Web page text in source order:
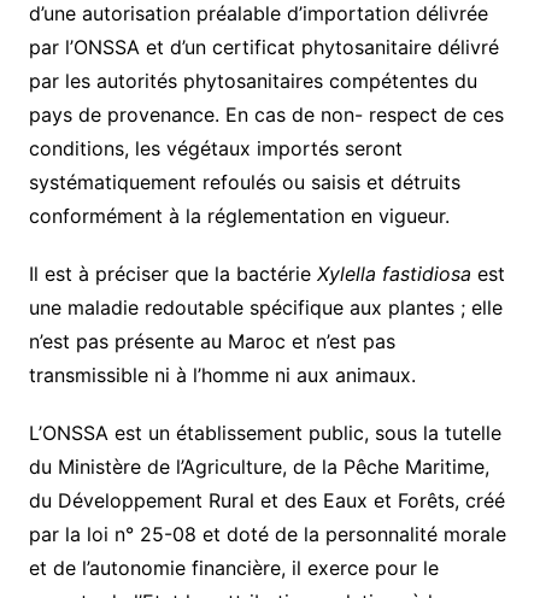
d’une autorisation préalable d’importation délivrée
par l’ONSSA et d’un certificat phytosanitaire délivré
par les autorités phytosanitaires compétentes du
pays de provenance. En cas de non- respect de ces
conditions, les végétaux importés seront
systématiquement refoulés ou saisis et détruits
conformément à la réglementation en vigueur.
Il est à préciser que la bactérie Xylella fastidiosa est
une maladie redoutable spécifique aux plantes ; elle
n’est pas présente au Maroc et n’est pas
transmissible ni à l’homme ni aux animaux.
L’ONSSA est un établissement public, sous la tutelle
du Ministère de l’Agriculture, de la Pêche Maritime,
du Développement Rural et des Eaux et Forêts, créé
par la loi n° 25-08 et doté de la personnalité morale
et de l’autonomie financière, il exerce pour le